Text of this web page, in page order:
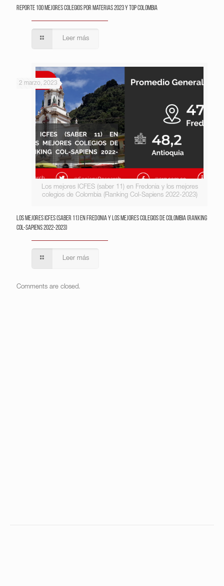
Reporte 100 Mejores Colegios por Materias 2023 y Top Colombia
Leer más
Los mejores ICFES (saber 11) en Fredonia y los mejores
colegios de Colombia (Ranking Col-Sapiens 2022-2023)
2 marzo, 2023
Los mejores ICFES (saber 11) en Fredonia y los mejores colegios de Colombia (Ranking
Col-Sapiens 2022-2023)
Leer más
Comments are closed.